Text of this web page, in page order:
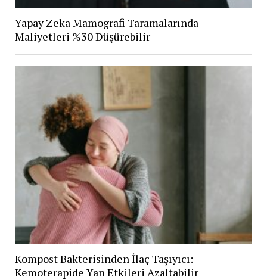
Yapay Zeka Mamografi Taramalarında
Maliyetleri %30 Düşürebilir
Kompost Bakterisinden İlaç Taşıyıcı:
Kemoterapide Yan Etkileri Azaltabilir